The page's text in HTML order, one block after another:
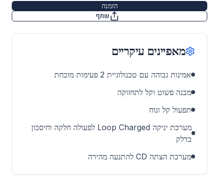
הזמנה
שתף
מאפיינים עיקריים
אמינות גבוהה עם טכנולוגיית 2 פעימות מוכחת
מבנה פשוט וקל לתחזוקה
תפעול קל ונוח
מערכת יניקה Loop Charged לפעולה חלקה וחיסכון
בדלק
מערכת הצתה CD להתנעה מהירה